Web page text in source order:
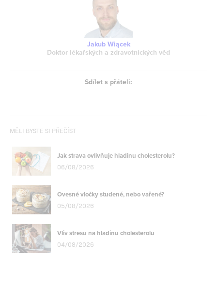
Jakub Wiącek
Doktor lékařských a zdravotnických věd
Sdílet s přáteli:
MĚLI BYSTE SI PŘEČÍST
Jak strava ovlivňuje hladinu cholesterolu?
06/08/2026
Ovesné vločky studené, nebo vařené?
05/08/2026
Vliv stresu na hladinu cholesterolu
04/08/2026